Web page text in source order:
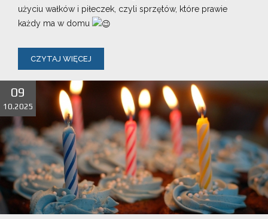
użyciu wałków i piłeczek, czyli sprzętów, które prawie
każdy ma w domu
CZYTAJ WIĘCEJ
09
10.2025